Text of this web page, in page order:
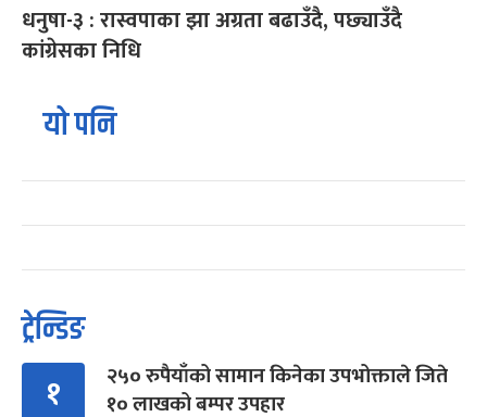
धनुषा-३ : रास्वपाका झा अग्रता बढाउँदै, पछ्याउँदै
कांग्रेसका निधि
यो पनि
ट्रेन्डिङ
१
२५० रुपैयाँको सामान किनेका उपभोक्ताले जिते
१० लाखको बम्पर उपहार